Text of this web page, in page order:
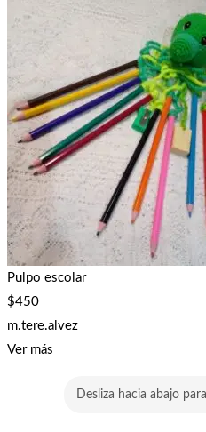
Pulpo escolar
$450
m.tere.alvez
Ver más
Desliza hacia abajo